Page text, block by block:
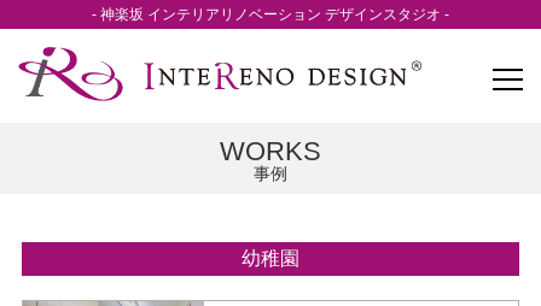
- 神楽坂 インテリアリノベーション デザインスタジオ -
WORKS
事例
幼稚園